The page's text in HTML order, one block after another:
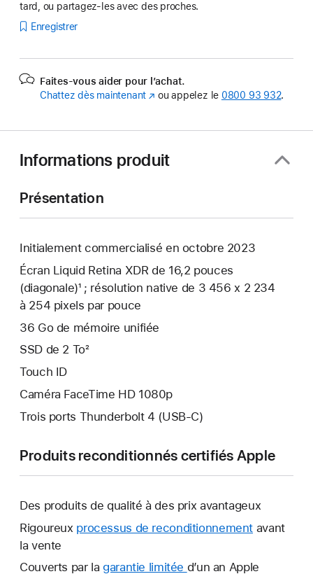
tard, ou partagez-les avec des proches.
Enregistrer
Faites-vous aider pour l’achat.
Chattez dès maintenant (s’ouvre
ou appelez le 0800 93 932.
Informations produit
Présentation
Initialement commercialisé en octobre 2023
Écran Liquid Retina XDR de 16,2 pouces
(diagonale)¹ ; résolution native de 3 456 x 2 234
à 254 pixels par pouce
36 Go de mémoire unifiée
SSD de 2 To²
Touch ID
Caméra FaceTime HD 1080p
Trois ports Thunderbolt 4 (USB-C)
Produits reconditionnés certifiés Apple
Des produits de qualité à des prix avantageux
Rigoureux processus de reconditionnement avant
la vente
Couverts par la garantie limitée Une
d’un an Apple